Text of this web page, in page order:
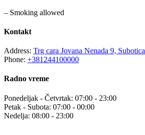
– Smoking allowed
Kontakt
Address: Trg cara Jovana Nenada 9, Subotica
Phone: +381244100000
Radno vreme
Ponedeljak - Četvrtak: 07:00 - 23:00
Petak - Subota: 07:00 - 00:00
Nedelja: 08:00 - 23:00